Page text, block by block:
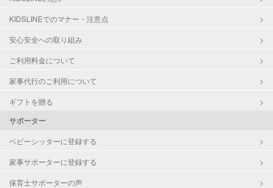
KIDSLINEでのマナー・注意点
安心安全への取り組み
ご利用料金について
家事代行のご利用について
ギフトを贈る
サポーター
ベビーシッターに登録する
家事サポーターに登録する
保育士サポーターの声